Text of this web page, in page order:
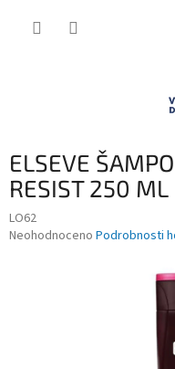
ELSEVE
RESIST 250 ML
LO62
Průměrné
Neohodnoceno Podrobnosti